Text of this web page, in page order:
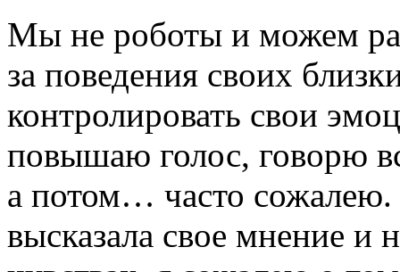
Мы не роботы и можем
за поведения своих
контролировать свои
повышаю голос, говорю
а потом… часто
высказала свое мнение и